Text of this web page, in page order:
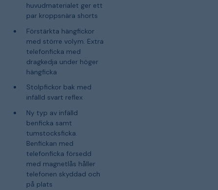
huvudmaterialet ger ett
par kroppsnära shorts
Förstärkta hängfickor
med större volym. Extra
telefonficka med
dragkedja under höger
hängficka
Stolpfickor bak med
infälld svart reflex
Ny typ av infälld
benficka samt
tumstocksficka.
Benfickan med
telefonficka försedd
med magnetlås håller
telefonen skyddad och
på plats